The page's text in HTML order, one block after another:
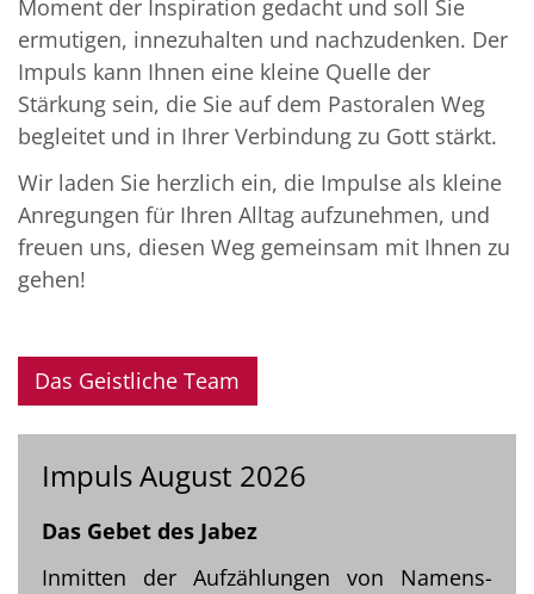
Moment der Inspiration gedacht und soll Sie
ermutigen, innezuhalten und nachzudenken. Der
Impuls kann Ihnen eine kleine Quelle der
Stärkung sein, die Sie auf dem Pastoralen Weg
begleitet und in Ihrer Verbindung zu Gott stärkt.
Wir laden Sie herzlich ein, die Impulse als kleine
Anregungen für Ihren Alltag aufzunehmen, und
freuen uns, diesen Weg gemeinsam mit Ihnen zu
gehen!
Das Geistliche Team
Impuls August 2026
Das Gebet des Jabez
Inmitten der Aufzählungen von Namens-